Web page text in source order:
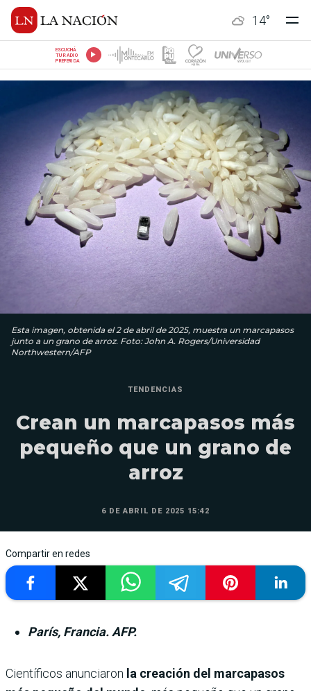
14°
ESCUCHÁ
TU RADIO
PREFERIDA
Esta imagen, obtenida el 2 de abril de 2025, muestra un marcapasos
junto a un grano de arroz. Foto: John A. Rogers/Universidad
Northwestern/AFP
TENDENCIAS
Crean un marcapasos más
pequeño que un grano de
arroz
6 DE ABRIL DE 2025 15:42
Compartir en redes
París, Francia. AFP.
Científicos anunciaron la creación del marcapasos